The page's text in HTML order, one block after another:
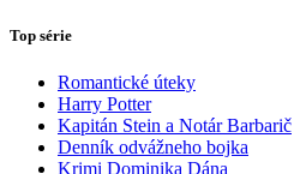
Top série
Romantické úteky
Harry Potter
Kapitán Stein a Notár Barbarič
Denník odvážneho bojka
Krimi Dominika Dána